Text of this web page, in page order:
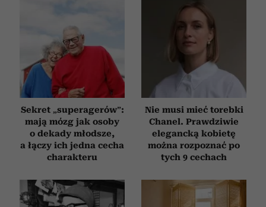
Sekret „superagerów”:
mają mózg jak osoby
o dekady młodsze,
a łączy ich jedna cecha
charakteru
Nie musi mieć torebki
Chanel. Prawdziwie
elegancką kobietę
można rozpoznać po
tych 9 cechach